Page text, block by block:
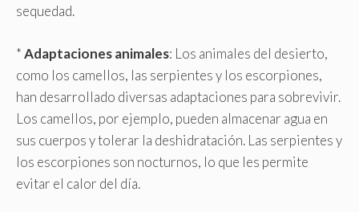
sequedad.
*Adaptaciones animales: Los animales del desierto,
como los camellos, las serpientes y los escorpiones,
han desarrollado diversas adaptaciones para sobrevivir.
Los camellos, por ejemplo, pueden almacenar agua en
sus cuerpos y tolerar la deshidratación. Las serpientes y
los escorpiones son nocturnos, lo que les permite
evitar el calor del día.